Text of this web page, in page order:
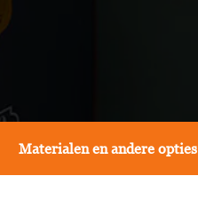
Materialen en andere opties